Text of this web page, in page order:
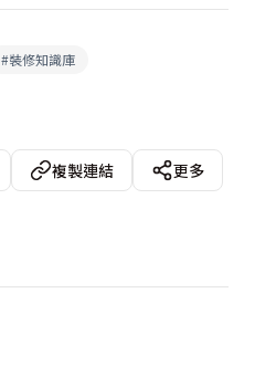
#裝修知識庫
複製連結
更多